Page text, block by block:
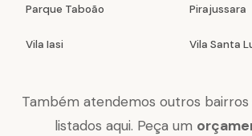
Parque Taboão Pirajussara
Vila Iasi Vila Santa
Também atendemos outros bairros
listados aqui. Peça um